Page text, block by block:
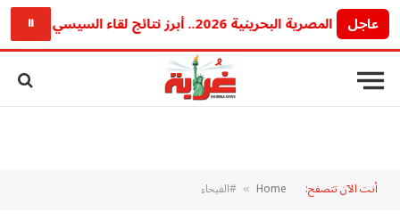
عاجل
القمة المصرية البحرينية 2026.. أبرز نتائج لقاء السيسي وملك البحرين بشأن غزة والأمن الإقليمي ورسائل مهمة للمنطقة ⏸
أنت الآن تتصفح: Home
» #الفيحاء